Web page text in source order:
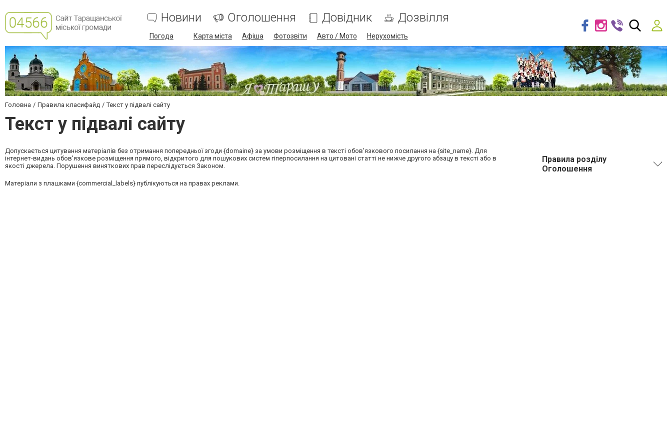
Новини Оголошення Довідник Дозвілля
Погода Карта міста Афіша Фотозвіти Авто / Мото Нерухомість
Головна Правила класифайд Текст у підвалі сайту
Текст у підвалі сайту
Допускається цитування матеріалів без отримання попередньої згоди {domaine} за умови розміщення в тексті обов'язкового посилання на {site_name}. Для
інтернет-видань обов'язкове розміщення прямого, відкритого для пошукових систем гіперпосилання на цитовані статті не нижче другого абзацу в тексті або в
якості джерела. Порушення виняткових прав переслідується Законом.
Матеріали з плашками {commercial_labels} публікуються на правах реклами.
Правила розділу
Оголошення